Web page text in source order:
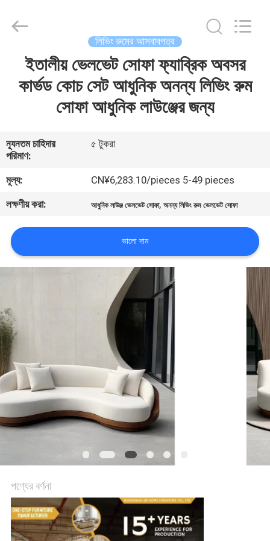
ভিডিও
VR
প্রদর্শন
আমাদের
সম্পর্কে
ভ্রমণ
আমাদের
সাথে
যোগাযোগ
করুন
খবর
সব
ক্ষেত্রেই
Furniture
Reserved.
লিভিং রুমের আসবাবপত্র
ইতালীয় ভেলভেট সোফা ফ্যাব্রিক অবসর
কার্ভড কোচ সেট আধুনিক অনন্য লিভিং রুম
সোফা আধুনিক লাউঞ্জের জন্য
ন্যূনতম চাহিদার
পরিমাণ:
৫ টুকরা
মূল্য:
CN¥6,283.10/pieces 5-49 pieces
লক্ষণীয় করা:
আধুনিক লাউঞ্জ ভেলভেট সোফা,অনন্য লিভিং রুম ভেলভেট সোফা
ভালো দাম
পণ্যের বর্ণনা